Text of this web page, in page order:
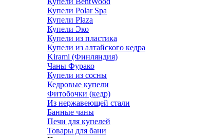
Купели Polar Spa
Купели Plaza
Купели Эко
Купели из пластика
Купели из алтайского кедра
Kirami (Финляндия)
Чаны Фурако
Купели из сосны
Кедровые купели
Фитобочки (кедр)
Из нержавеющей стали
Банные чаны
Печи для купелей
Товары для бани